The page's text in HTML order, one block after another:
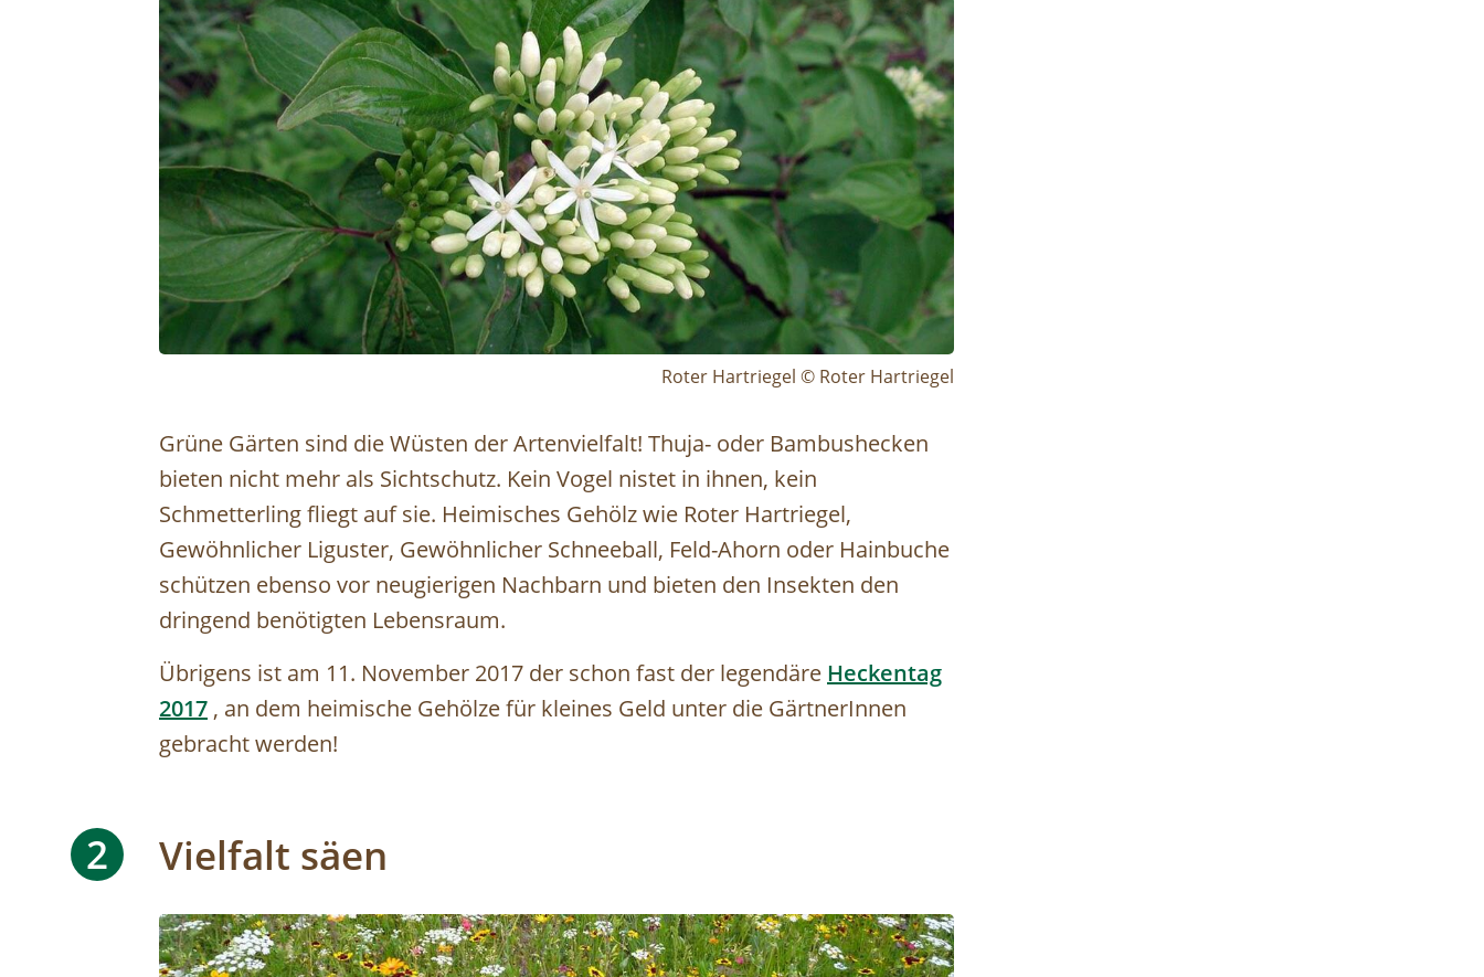
Image
Roter Hartriegel © Roter Hartriegel
Grüne Gärten sind die Wüsten der Artenvielfalt! Thuja- oder Bambushecken
bieten nicht mehr als Sichtschutz. Kein Vogel nistet in ihnen, kein
Schmetterling fliegt auf sie. Heimisches Gehölz wie Roter Hartriegel,
Gewöhnlicher Liguster, Gewöhnlicher Schneeball, Feld-Ahorn oder Hainbuche
schützen ebenso vor neugierigen Nachbarn und bieten den Insekten den
dringend benötigten Lebensraum.
Übrigens ist am 11. November 2017 der schon fast der legendäre Heckentag
2017 , an dem heimische Gehölze für kleines Geld unter die GärtnerInnen
gebracht werden!
2 Vielfalt säen
Image